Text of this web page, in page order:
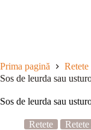
Prima pagină
Retete
Sos de leurda sau
Sos de leurda sau
Retete